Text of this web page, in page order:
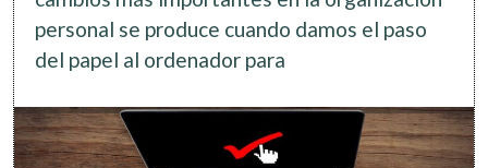
personal se produce cuando damos el paso
del papel al ordenador para